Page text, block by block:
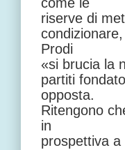
riserve di
Prodi
«si brucia la
partiti
opposta.
Ritengono
in
prospettiva